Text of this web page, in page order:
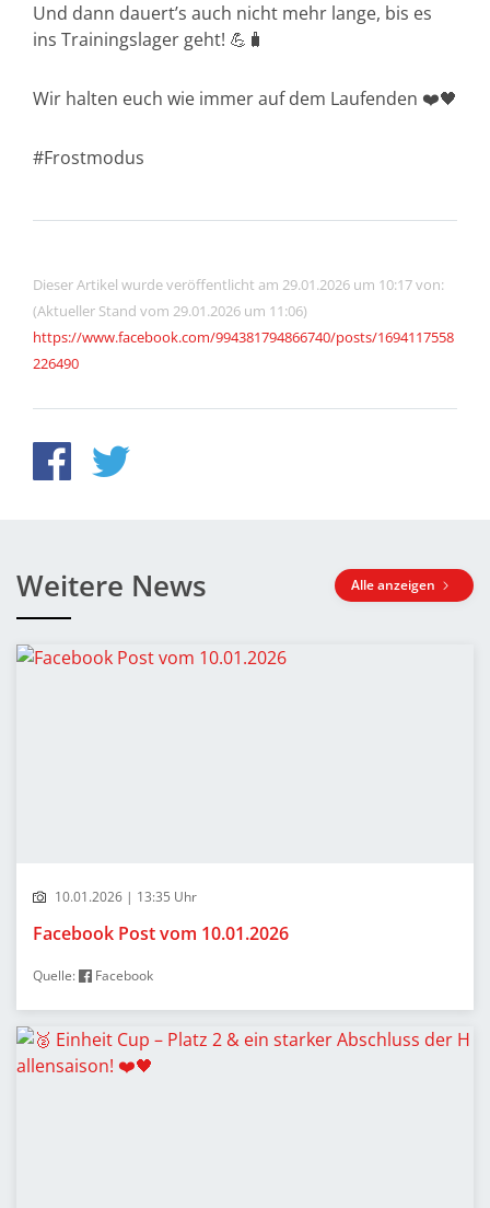
Und dann dauert’s auch nicht mehr lange, bis es
ins Trainingslager geht! 💪🧳
Wir halten euch wie immer auf dem Laufenden ❤️🖤
#Frostmodus
Dieser Artikel wurde veröffentlicht am 29.01.2026 um 10:17 von:
(Aktueller Stand vom 29.01.2026 um 11:06)
https://www.facebook.com/994381794866740/posts/1694117558
226490
Weitere News Alle anzeigen
10.01.2026 | 13:35 Uhr
Facebook Post vom 10.01.2026
Quelle: Facebook